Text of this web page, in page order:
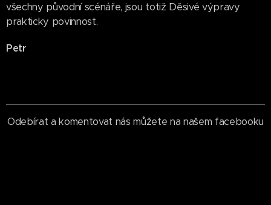
všechny původní scénáře, jsou totiž Děsivé výpravy
prakticky povinnost.
Petr
Odebírat a komentovat nás můžete na našem facebooku